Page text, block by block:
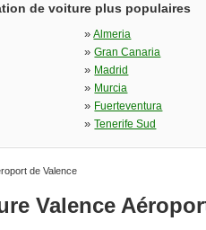
de voiture plus populaires
»Almeria
»Gran Canaria
» Madrid
» Murcia
» Fuerteventura
»Tenerife Sud
de Valence
Valence